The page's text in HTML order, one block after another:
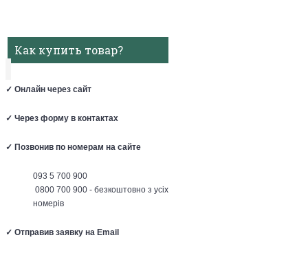
Как купить товар?
✓ Онлайн через сайт
✓ Через форму в контактах
✓ Позвонив по номерам на сайте
093 5 700 900
0800 700 900 - безкоштовно з усіх
номерів
✓ Отправив заявку на Email